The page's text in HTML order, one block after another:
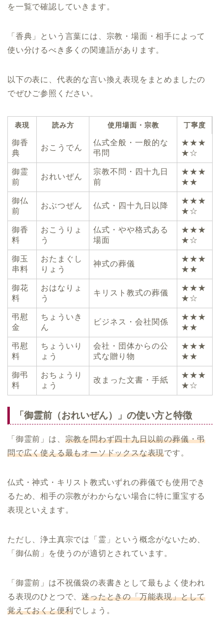
を一覧で確認していきます。
「香典」という言葉には、宗教・場面・相手によって
使い分けるべき多くの関連語があります。
以下の表に、代表的な言い換え表現をまとめましたの
でぜひご参照ください。
表現 読み方 使用場面・宗教 丁寧度
御香
典
おこうでん
仏式全般・一般的な
弔問
★★★
★☆
御霊
前
おれいぜん
宗教不問・四十九日
前
★★★
★★
御仏
前
おぶつぜん 仏式・四十九日以降
★★★
★☆
御香
料
おこうりょ
う
仏式・やや格式ある
場面
★★★
★☆
御玉
串料
おたまぐし
りょう
神式の葬儀
★★★
★★
御花
料
おはなりょ
う
キリスト教式の葬儀
★★★
★☆
弔慰
金
ちょういき
ん
ビジネス・会社関係
★★★
★★
弔慰
料
ちょういり
ょう
会社・団体からの公
式な贈り物
★★★
★★
御弔
料
おちょうり
ょう
改まった文書・手紙
★★★
★☆
「御霊前（おれいぜん）」の使い方と特徴
「御霊前」は、 宗教を問わず四十九日以前の葬儀・弔
問で広く使える最もオーソドックスな表現です。
仏式・神式・キリスト教式いずれの葬儀でも使用でき
るため、相手の宗教がわからない場合に特に重宝する
表現といえます。
ただし、浄土真宗では「霊」という概念がないため、
「御仏前」を使うのが適切とされています。
「御霊前」は不祝儀袋の表書きとして最もよく使われ
る表現のひとつで、迷ったときの「万能表現」として
覚えておくと便利でしょう。